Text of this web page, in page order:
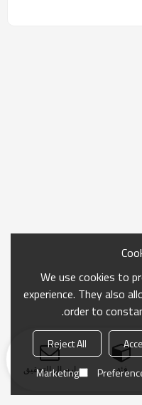
فئة ارسال التحقيق
We use cookies to
experience. They also
order to
Reject All
Marketing